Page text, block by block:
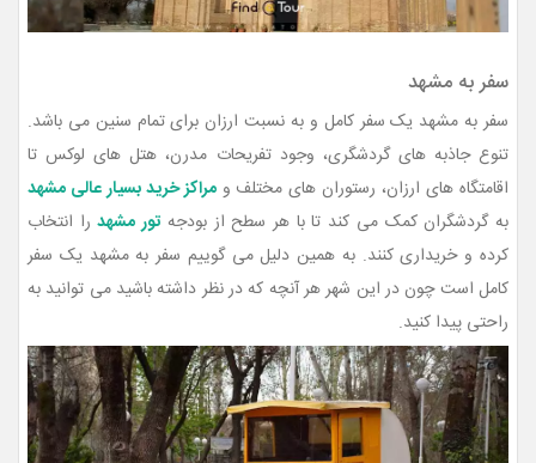
سفر به مشهد
سفر به مشهد یک سفر کامل و به نسبت ارزان برای تمام سنین می باشد.
تنوع جاذبه های گردشگری، وجود تفریحات مدرن، هتل های لوکس تا
اقامتگاه های ارزان، رستوران های مختلف ومراکز خرید بسیار عالی مشهد
به گردشگران کمک می کند تا با هر سطح از بودجه تور مشهدرا انتخاب
کرده و خریداری کنند. به همین دلیل می گوییم سفر به مشهد یک سفر
کامل است چون در این شهر هر آنچه که در نظر داشته باشید می توانید به
راحتی پیدا کنید.